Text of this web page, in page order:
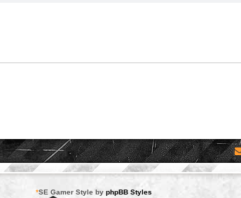
*SE Gamer Style by phpBB Styles